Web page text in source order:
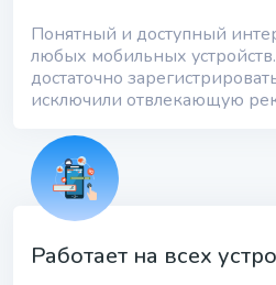
Понятный и доступный
любых мобильных
достаточно
исключили отвлекающую
Работает на всех